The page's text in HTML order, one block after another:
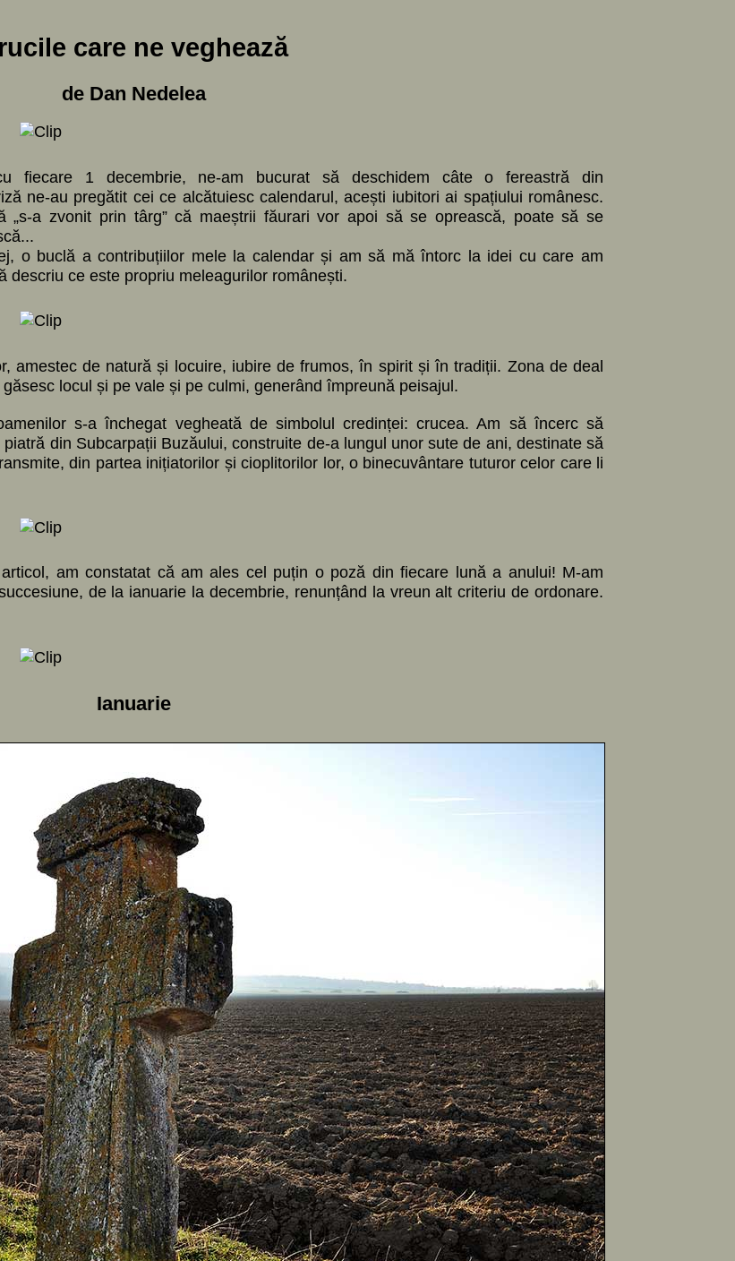
care ne veghează
de Dan Nedelea
1 decembrie, ne-am bucurat să deschidem câte o fereastră din
ne-au pregătit cei ce alcătuiesc calendarul, acești iubitori ai spațiului românesc.
„s-a zvonit prin târg” că maeștrii făurari vor apoi să se oprească, poate să se
o buclă a contribuțiilor mele la calendar și am să mă întorc la idei cu care am
ce este propriu meleagurilor românești.
amestec de natură și locuire, iubire de frumos, în spirit și în tradiții. Zona de deal
locul și pe vale și pe culmi, generând împreună peisajul.
s-a închegat vegheată de simbolul credinței: crucea. Am să încerc să
din Subcarpații Buzăului, construite de-a lungul unor sute de ani, destinate să
din partea inițiatorilor și cioplitorilor lor, o binecuvântare tuturor celor care li
am constatat că am ales cel puțin o poză din fiecare lună a anului! M-am
de la ianuarie la decembrie, renunțând la vreun alt criteriu de ordonare.
Ianuarie